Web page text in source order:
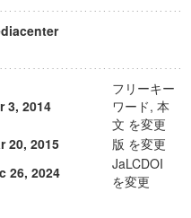
3, 2014
フリーキー
ワード, 本
文 を変更
20, 2015
版 を変更
26, 2024
JaLCDOI
を変更